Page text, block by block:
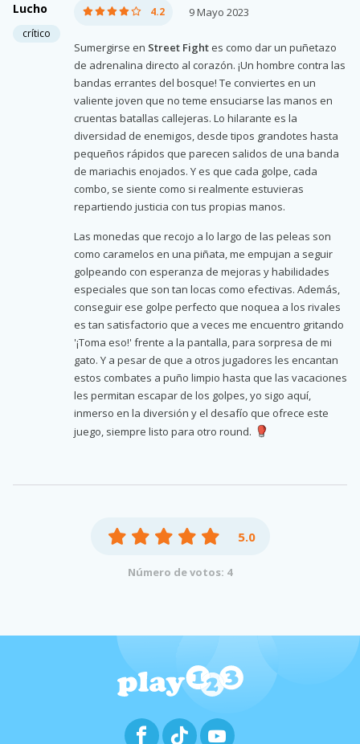
Lucho
crítico
4.2 9 Mayo 2023
Sumergirse en Street Fight es como dar un puñetazo
de adrenalina directo al corazón. ¡Un hombre contra las
bandas errantes del bosque! Te conviertes en un
valiente joven que no teme ensuciarse las manos en
cruentas batallas callejeras. Lo hilarante es la
diversidad de enemigos, desde tipos grandotes hasta
pequeños rápidos que parecen salidos de una banda
de mariachis enojados. Y es que cada golpe, cada
combo, se siente como si realmente estuvieras
repartiendo justicia con tus propias manos.
Las monedas que recojo a lo largo de las peleas son
como caramelos en una piñata, me empujan a seguir
golpeando con esperanza de mejoras y habilidades
especiales que son tan locas como efectivas. Además,
conseguir ese golpe perfecto que noquea a los rivales
es tan satisfactorio que a veces me encuentro gritando
'¡Toma eso!' frente a la pantalla, para sorpresa de mi
gato. Y a pesar de que a otros jugadores les encantan
estos combates a puño limpio hasta que las vacaciones
les permitan escapar de los golpes, yo sigo aquí,
inmerso en la diversión y el desafío que ofrece este
juego, siempre listo para otro round.
5.0
Número de votos: 4